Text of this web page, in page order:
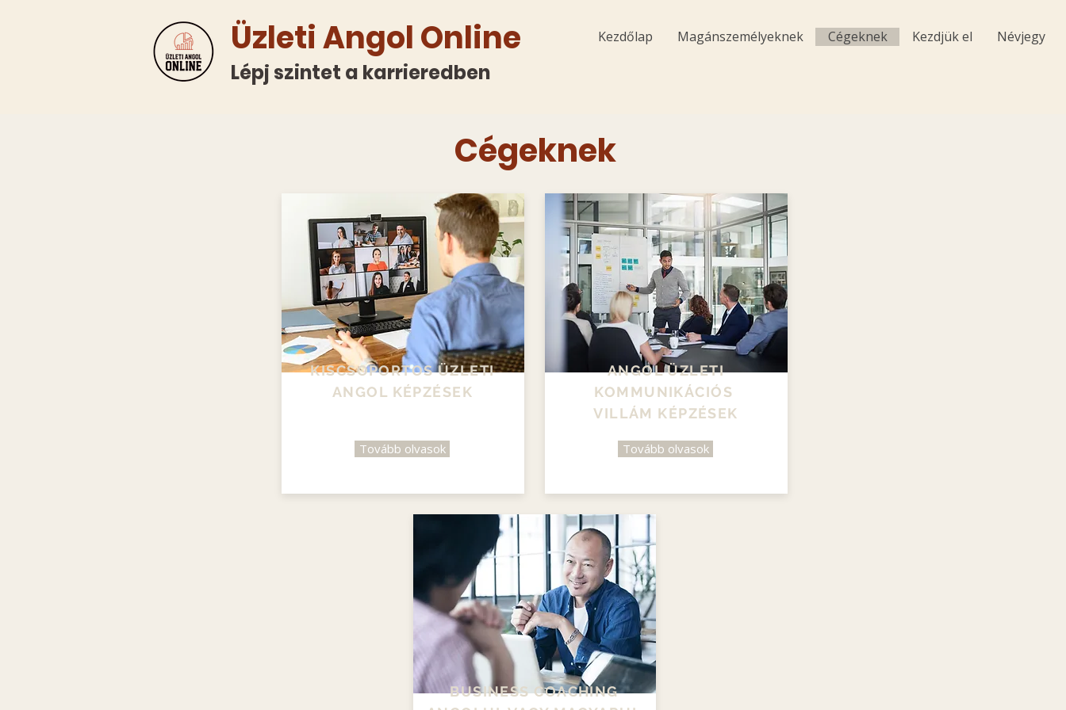
Üzleti Angol Online Kezdőlap Magánszemélyeknek Cégeknek Kezdjük el Névjegy
Lépj szintet a karrieredben
Cégeknek
KISCSOPORTOS ÜZLETI
ANGOL KÉPZÉSEK
Tovább olvasok
ANGOL ÜZLETI
KOMMUNIKÁCIÓS
VILLÁM KÉPZÉSEK
Tovább olvasok
BUSINESS COACHING